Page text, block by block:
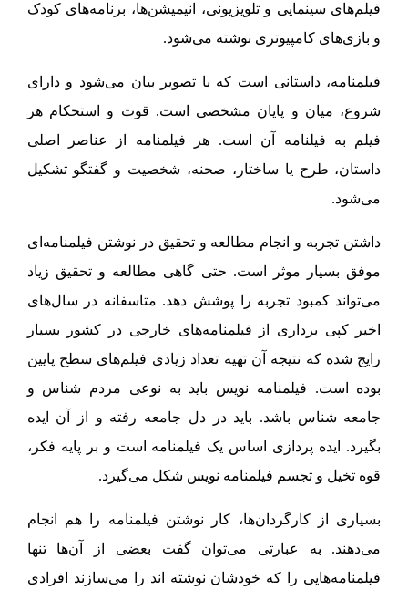
فیلم‌های سینمایی و تلویزیونی، انیمیشن‌ها، برنامه‌های کودک
و بازی‌های کامپیوتری نوشته می‌شود.
فیلمنامه، داستانی است که با تصویر بیان می‌شود و دارای
شروع، میان و پایان مشخصی است. قوت و استحکام هر
فیلم به فیلنامه آن است. هر فیلمنامه از عناصر اصلی
داستان، طرح یا ساختار، صحنه، شخصیت و گفتگو تشکیل
می‌شود.
داشتن تجربه و انجام مطالعه و تحقیق در نوشتن فیلمنامه‌ای
موفق بسیار موثر است. حتی گاهی مطالعه و تحقیق زیاد
می‌تواند کمبود تجربه را پوشش دهد. متاسفانه در سال‌های
اخیر کپی برداری از فیلمنامه‌های خارجی در کشور بسیار
رایج شده که نتیجه آن تهیه تعداد زیادی فیلم‌های سطح پایین
بوده است. فیلمنامه نویس باید به نوعی مردم شناس و
جامعه شناس باشد. باید در دل جامعه رفته و از آن ایده
بگیرد. ایده پردازی اساس یک فیلمنامه است و بر پایه فکر،
قوه تخیل و تجسم فیلمنامه نویس شکل می‌گیرد.
بسیاری از کارگردان‌ها، کار نوشتن فیلمنامه را هم انجام
می‌دهند. به عبارتی می‌توان گفت بعضی از آن‌ها تنها
فیلمنامه‌هایی را که خودشان نوشته اند را می‌سازند افرادی